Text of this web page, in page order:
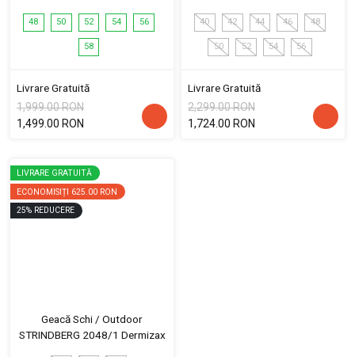
48 50 52 54 56
58
Livrare Gratuită
1,999.00 RON
1,499.00 RON
40 42 44 46 48
50 52 54 56
Livrare Gratuită
2,299.00 RON
1,724.00 RON
LIVRARE GRATUITĂ
ECONOMISIȚI 625.00 RON
25% REDUCERE
Geacă Schi / Outdoor
STRINDBERG 2048/1 Dermizax